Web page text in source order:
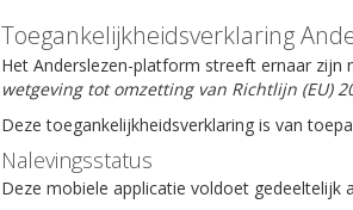
Toegankelijkheidsverklaring
Het Anderslezen-platform streeft ernaar zijn
wetgeving tot omzetting van Richtlijn (EU)
Deze toegankelijkheidsverklaring is van
Nalevingsstatus
Deze mobiele applicatie voldoet gedeeltelijk